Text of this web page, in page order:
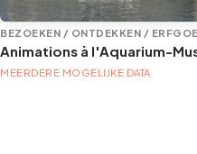
BEZOEKEN / ONTDEKKEN /
MEERDERE MOGELIJKE DATA